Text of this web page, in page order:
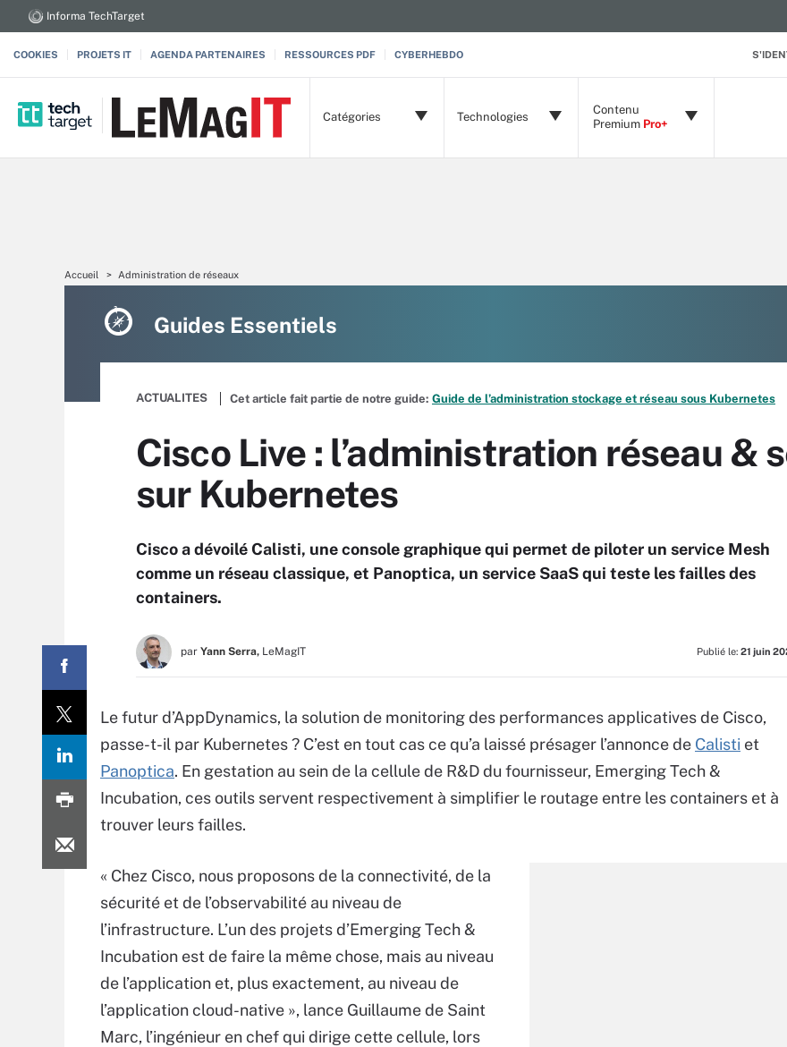
Informa TechTarget
COOKIES PROJETS IT AGENDA PARTENAIRES RESSOURCES PDF CYBERHEBDO
Catégories Technologies
Contenu
Premium Pro+
Accueil Administration de réseaux
Guides Essentiels
ACTUALITES Cet article fait partie de notre guide: Guide de l’administration stockage et réseau sous Kubernetes
Cisco Live : l’administration réseau &
sur Kubernetes
Cisco a dévoilé Calisti, une console graphique qui permet de piloter un service Mesh
comme un réseau classique, et Panoptica, un service SaaS qui teste les failles des
containers.
par Yann Serra, LeMagIT Publié le: 21 juin
Le futur d’AppDynamics, la solution de monitoring des performances applicatives de Cisco,
passe-t-il par Kubernetes ? C’est en tout cas ce qu’a laissé présager l’annonce de Calisti et
Panoptica. En gestation au sein de la cellule de R&D du fournisseur, Emerging Tech &
Incubation, ces outils servent respectivement à simplifier le routage entre les containers et à
trouver leurs failles.
« Chez Cisco, nous proposons de la connectivité, de la
sécurité et de l’observabilité au niveau de
l’infrastructure. L’un des projets d’Emerging Tech &
Incubation est de faire la même chose, mais au niveau
de l’application et, plus exactement, au niveau de
l’application cloud-native », lance Guillaume de Saint
Marc, l’ingénieur en chef qui dirige cette cellule, lors